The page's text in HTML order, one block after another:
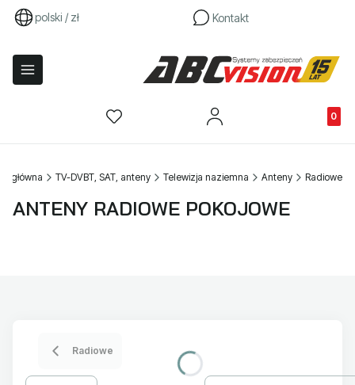
polski / zł Kontakt
główna TV-DVBT, SAT, anteny Telewizja naziemna Anteny Radiowe
ANTENY RADIOWE POKOJOWE
Radiowe